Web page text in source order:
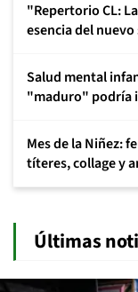
"Repertorio CL:
esencia del
Salud mental
"maduro" podría
Mes de la Niñez:
títeres, collage y
Últimas